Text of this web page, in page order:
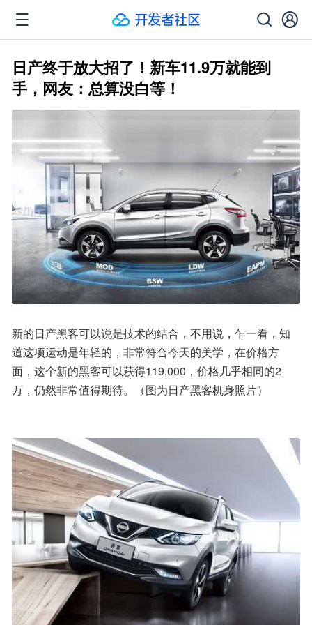
日产终于放大招了！新车11.9万就能到
手，网友：总算没白等！
新的日产黑客可以说是技术的结合，不用说，乍一看，知
道这项运动是年轻的，非常符合今天的美学，在价格方
面，这个新的黑客可以获得119,000，价格几乎相同的2
万，仍然非常值得期待。（图为日产黑客机身照片）